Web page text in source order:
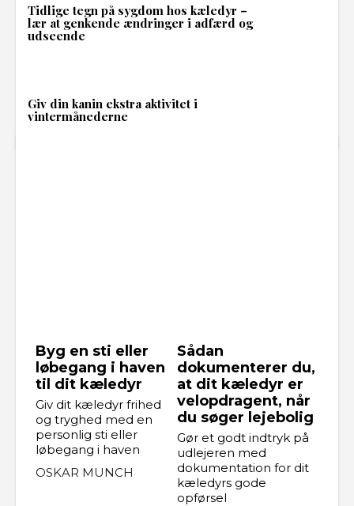
Tidlige tegn på sygdom hos kæledyr –
lær at genkende ændringer i adfærd og
udseende
Giv din kanin ekstra aktivitet i
vintermånederne
Byg en sti eller
løbegang i haven
til dit kæledyr
Giv dit kæledyr frihed
og tryghed med en
personlig sti eller
løbegang i haven
OSKAR MUNCH
Sådan
dokumenterer du,
at dit kæledyr er
velopdragent, når
du søger lejebolig
Gør et godt indtryk på
udlejeren med
dokumentation for dit
kæledyrs gode
opførsel